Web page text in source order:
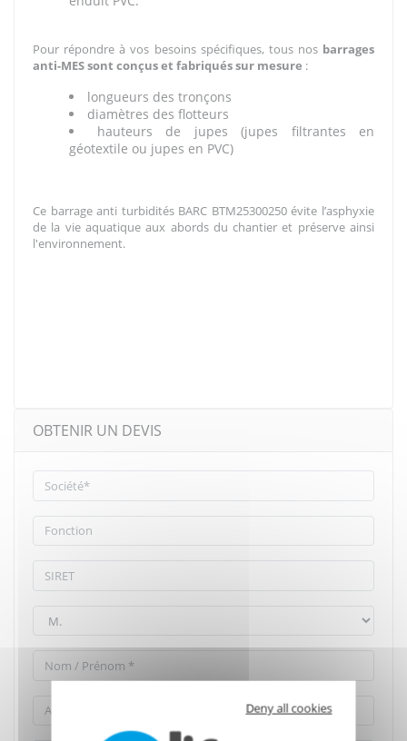
Pour répondre à vos besoins spécifiques, tous nos barrages
anti-MES sont conçus et fabriqués sur mesure :
longueurs des tronçons
diamètres des flotteurs
hauteurs de jupes (jupes filtrantes en
géotextile ou jupes en PVC)
Ce barrage anti turbidités BARC BTM25300250 évite l’asphyxie
de la vie aquatique aux abords du chantier et préserve ainsi
l'environnement.
OBTENIR UN DEVIS
Deny all cookies